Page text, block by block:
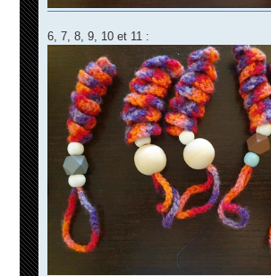
6, 7, 8, 9, 10 et 11 :